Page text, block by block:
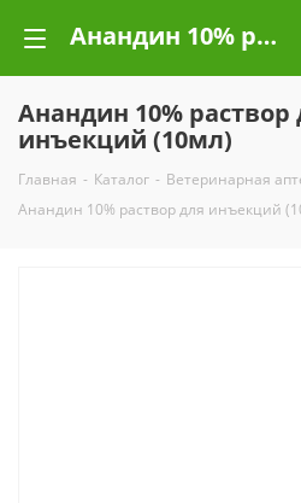
Анандин 10% раствор для инъекций (10мл)
Анандин 10% раствор
инъекций (10мл)
Главная - Каталог - Ветеринарная
Анандин 10% раствор для инъекций